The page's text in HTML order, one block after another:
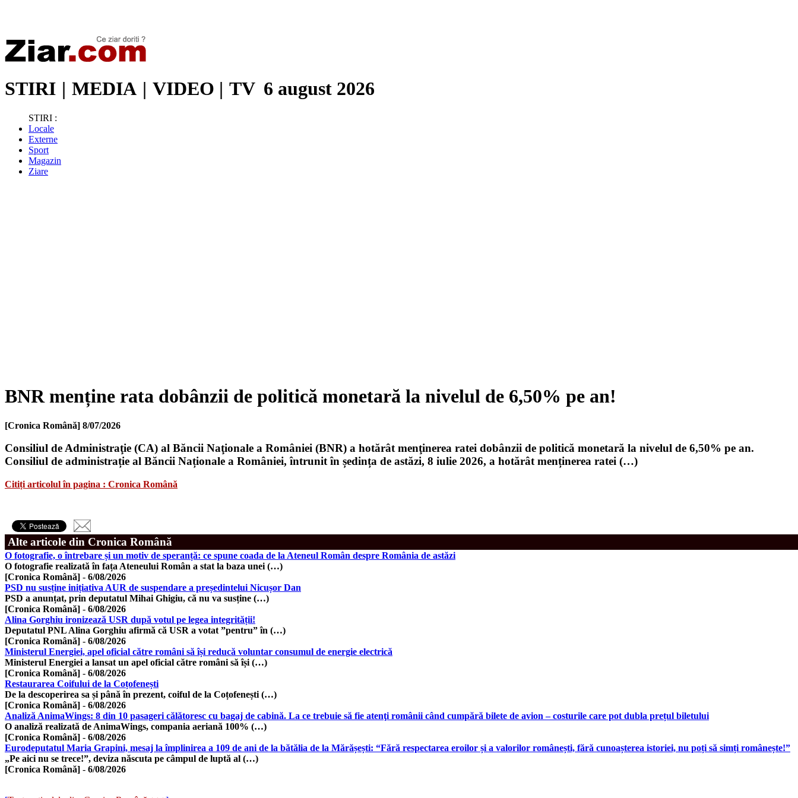
STIRI | MEDIA | VIDEO | TV 6 august 2026
STIRI :
Locale
Externe
Sport
Magazin
Ziare
BNR menține rata dobânzii de politică monetară la nivelul de 6,50% pe an!
[Cronica Română] 8/07/2026
Consiliul de Administraţie (CA) al Băncii Naţionale a României (BNR) a hotărât menţinerea ratei dobânzii de politică monetară la nivelul de 6,50% pe an.
Consiliul de administrație al Băncii Naționale a României, întrunit în ședința de astăzi, 8 iulie 2026, a hotărât menținerea ratei (…)
Citiți articolul în pagina : Cronica Română
Alte articole din Cronica Română
O fotografie, o întrebare și un motiv de speranță: ce spune coada de la Ateneul Român despre România de astăzi
O fotografie realizată în fața Ateneului Român a stat la baza unei (…)
[Cronica Română] - 6/08/2026
PSD nu susține inițiativa AUR de suspendare a președintelui Nicușor Dan
PSD a anunțat, prin deputatul Mihai Ghigiu, că nu va susține (…)
[Cronica Română] - 6/08/2026
Alina Gorghiu ironizează USR după votul pe legea integrității!
Deputatul PNL Alina Gorghiu afirmă că USR a votat ”pentru” în (…)
[Cronica Română] - 6/08/2026
Ministerul Energiei, apel oficial către români să își reducă voluntar consumul de energie electrică
Ministerul Energiei a lansat un apel oficial către români să își (…)
[Cronica Română] - 6/08/2026
Restaurarea Coifului de la Coțofenești
De la descoperirea sa și până în prezent, coiful de la Coțofenești (…)
[Cronica Română] - 6/08/2026
Analiză AnimaWings: 8 din 10 pasageri călătoresc cu bagaj de cabină. La ce trebuie să fie atenţi românii când cumpără bilete de avion – costurile care pot dubla prețul biletului
O analiză realizată de AnimaWings, compania aeriană 100% (…)
[Cronica Română] - 6/08/2026
Eurodeputatul Maria Grapini, mesaj la împlinirea a 109 de ani de la bătălia de la Mărășești: “Fără respectarea eroilor și a valorilor românești, fără cunoașterea istoriei, nu poți să simți românește!”
„Pe aici nu se trece!”, deviza născuta pe câmpul de luptă al (…)
[Cronica Română] - 6/08/2026